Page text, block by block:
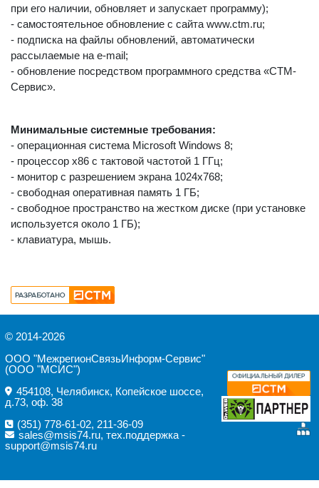
при его наличии, обновляет и запускает программу);
- самостоятельное обновление с сайта www.ctm.ru;
- подписка на файлы обновлений, автоматически
рассылаемые на e-mail;
- обновление посредством программного средства «СТМ-
Сервис».
Минимальные системные требования:
- операционная система Microsoft Windows 8;
- процессор x86 с тактовой частотой 1 ГГц;
- монитор с разрешением экрана 1024х768;
- свободная оперативная память 1 ГБ;
- свободное пространство на жестком диске (при установке
используется около 1 ГБ);
- клавиатура, мышь.
© 2014-2026
ООО "МежрегионСвязьИнформ-Сервис"
(ООО "МСИС")
454108, Челябинск, Копейское шоссе,
д.73, оф. 38
(351)778-61-02, 211-36-09
sales@msis74.ru, тех.поддержка -
support@msis74.ru